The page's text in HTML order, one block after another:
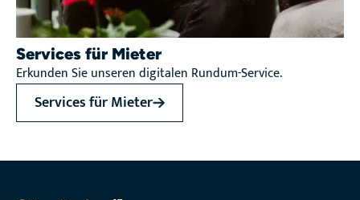
Services für Mieter
Erkunden Sie unseren digitalen Rundum-Service.
Services für Mieter